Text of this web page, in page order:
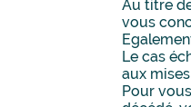
Au titre
vous
Le cas
aux
Pour